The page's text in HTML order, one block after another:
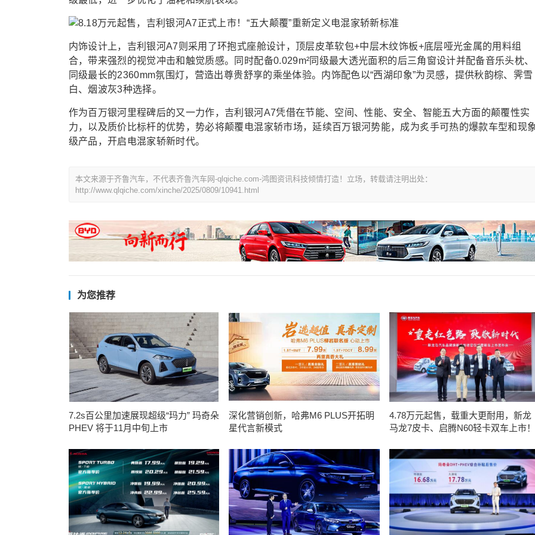
内饰设计上，吉利银河A7则采用了环抱式座舱设计，顶层皮革软包+中层木纹饰板+底层哑光金属的用料组
合，带来强烈的视觉冲击和触觉质感。同时配备0.029m²同级最大透光面积的后三角窗设计并配备音乐头枕、
同级最长的2360mm氛围灯，营造出尊贵舒享的乘坐体验。内饰配色以“西湖印象”为灵感，提供秋韵棕、霁雪
白、烟波灰3种选择。
作为百万银河里程碑后的又一力作，吉利银河A7凭借在节能、空间、性能、安全、智能五大方面的颠覆性实
力，以及质价比标杆的优势，势必将颠覆电混家轿市场，延续百万银河势能，成为炙手可热的爆款车型和现
级产品，开启电混家轿新时代。
本文来源于齐鲁汽车，不代表齐鲁汽车网-qlqiche.com-鸿图资讯科技倾情打造！立场，转载请注明出处：
http://www.qlqiche.com/xinche/2025/0809/10941.html
为您推荐
7.2s百公里加速展现超级“玛力” 玛奇朵
PHEV 将于11月中旬上市
深化营销创新，哈弗M6 PLUS开拓明
星代言新模式
4.78万元起售，载重大更耐用，新龙
马龙7皮卡、启腾N60轻卡双车上市！